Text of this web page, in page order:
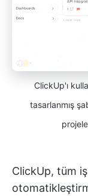
ClickUp'ı
tasarlanmış
ClickUp, tüm iş